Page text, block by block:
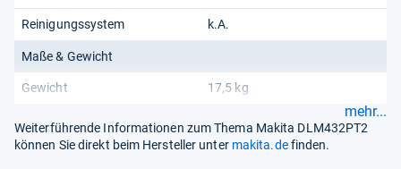
Reinigungssystem k.A.
Maße & Gewicht
Gewicht 17,5 kg
mehr...
Weiterführende Informationen zum Thema Makita DLM432PT2
können Sie direkt beim Hersteller unter makita.definden.